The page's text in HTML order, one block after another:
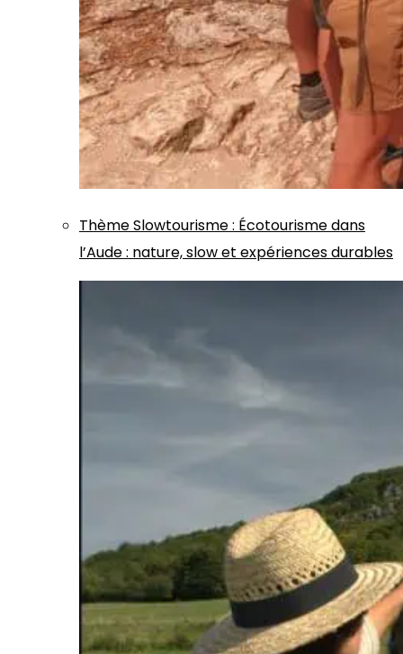
ThèmeSlowtourisme: Écotourisme dans
l’Aude : nature, slow et expériences durables